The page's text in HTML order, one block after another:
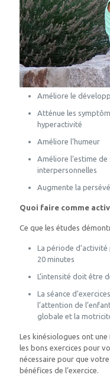
Améliore le
Atténue les
hyperactivité
Améliore l’humeur
Améliore l’estime
interpersonnelles
Augmente la
Quoi faire comme
Ce que les études
La période
20 minutes
L’intensité doit être
La séance
l’attention de
globale et la
Les kinésiologues ont
les bons exercices pour
nécessaire pour que
bénéfices de l’exercice.